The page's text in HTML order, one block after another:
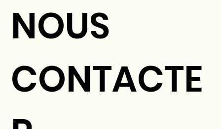
NOUS
CONTACTE